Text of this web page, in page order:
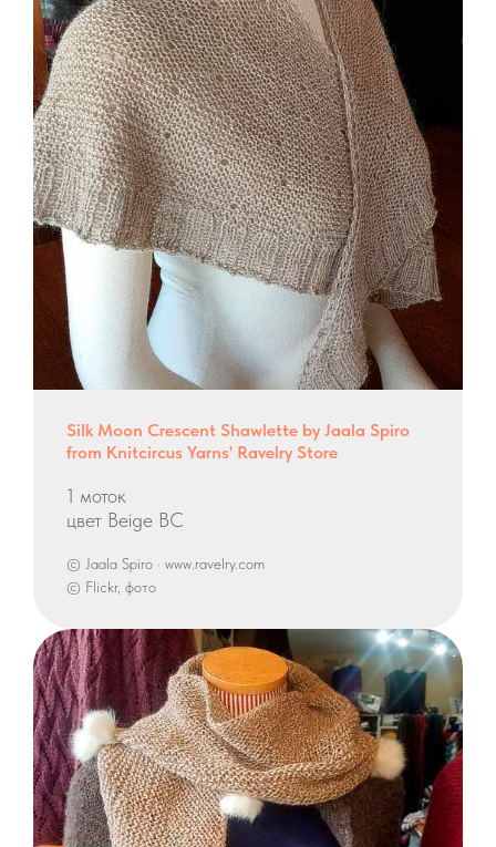
Silk Moon Crescent Shawlette by Jaala Spiro
from Knitcircus Yarns' Ravelry Store
1 моток
цвет Beige BC
© Jaala Spiro · www.ravelry.com
© Flickr, фото